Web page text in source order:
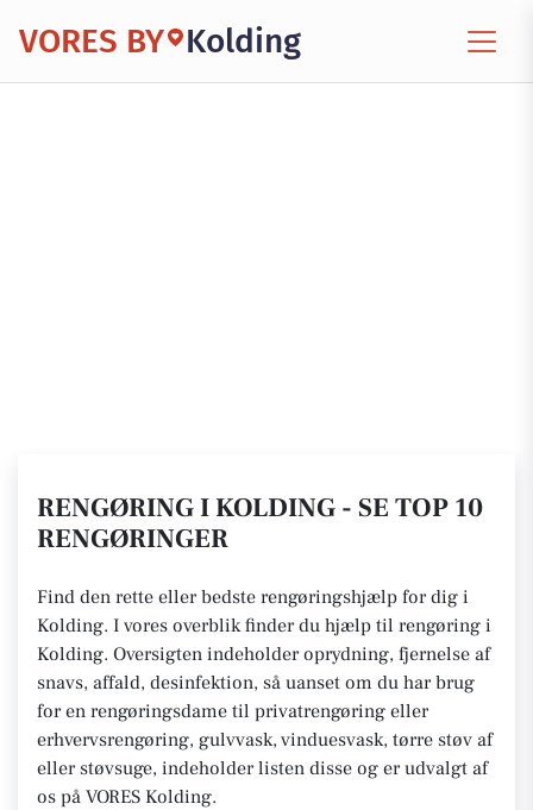
VORES BY Kolding
RENGØRING I KOLDING - SE TOP 10
RENGØRINGER
Find den rette eller bedste rengøringshjælp for dig i
Kolding. I vores overblik finder du hjælp til rengøring i
Kolding. Oversigten indeholder oprydning, fjernelse af
snavs, affald, desinfektion, så uanset om du har brug
for en rengøringsdame til privatrengøring eller
erhvervsrengøring, gulvvask, vinduesvask, tørre støv af
eller støvsuge, indeholder listen disse og er udvalgt af
os på VORES Kolding.